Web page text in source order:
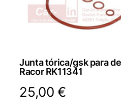
Junta tórica/gsk para
Racor RK11341
25,00€